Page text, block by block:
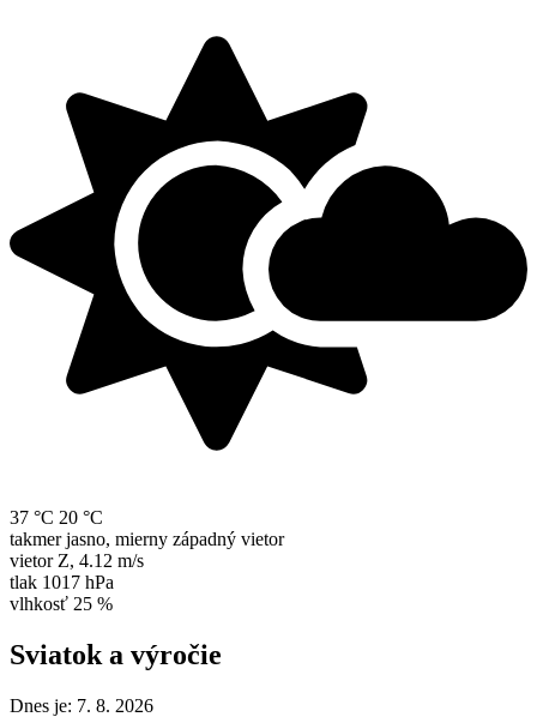
37 °C 20 °C
takmer jasno, mierny západný vietor
vietor Z, 4.12 m/s
tlak 1017 hPa
vlhkosť 25 %
Sviatok a výročie
Dnes je: 7. 8. 2026